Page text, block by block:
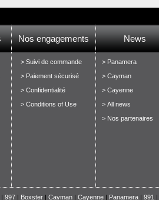
Nos engagements News
> Suivi de commande
> Paiement sécurisé
> Confidentialité
> Conditions of Use
> Panamera
> Cayman
> Cayenne
> All news
> Nos partenaires
997| Boxster| Cayman| Cayenne| Panamera| 991 |